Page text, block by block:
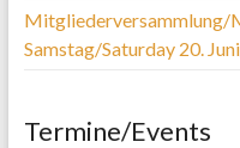
Mitgliederversammlung/
Samstag/Saturday 20.
Termine/Events